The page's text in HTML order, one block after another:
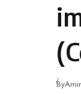
By